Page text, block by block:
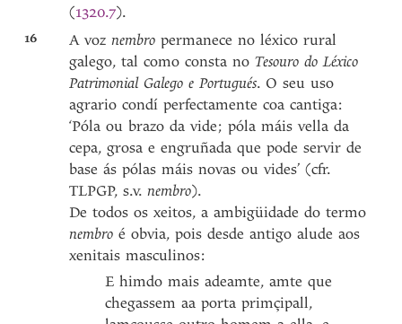
(1320.7).
16 A voznembropermanece no léxico rural
galego, tal como consta noTesouro do Léxico
Patrimonial Galego e Portugués. O seu uso
agrario condí perfectamente coa cantiga:
‘Póla ou brazo da vide; póla máis vella da
cepa, grosa e engruñada que pode servir de
base ás pólas máis novas ou vides’ (cfr.
TLPGP, s.v.nembro).
De todos os xeitos, a ambigüidade do termo
nembroé obvia, pois desde antigo alude aos
xenitais masculinos:
E himdo mais adeamte, amte que
chegassem aa porta primçipall,